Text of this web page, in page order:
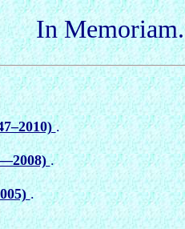
In Memoriam.
.
.
.